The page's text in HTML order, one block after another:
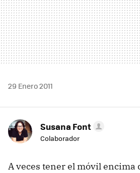
29 Enero 2011
Susana Font
Colaborador
A veces tener el móvil encima